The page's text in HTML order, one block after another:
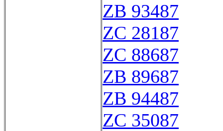
ZB 93487
ZC 28187
ZC 88687
ZB 89687
ZB 94487
ZC 35087